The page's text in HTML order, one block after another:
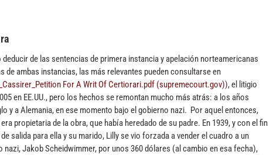
deducir de las sentencias de primera instancia y apelación norteamericanas
de ambas instancias, las más relevantes pueden consultarse en
For A Writ Of Certiorari.pdf (supremecourt.gov)), el litigio
en EE.UU., pero los hechos se remontan mucho más atrás: a los años
y a Alemania, en ese momento bajo el gobierno nazi. Por aquel entonces,
propietaria de la obra, que había heredado de su padre. En 1939, y con el fin
salida para ella y su marido, Lilly se vio forzada a vender el cuadro a un
nazi, Jakob Scheidwimmer, por unos 360 dólares (al cambio en esa fecha),